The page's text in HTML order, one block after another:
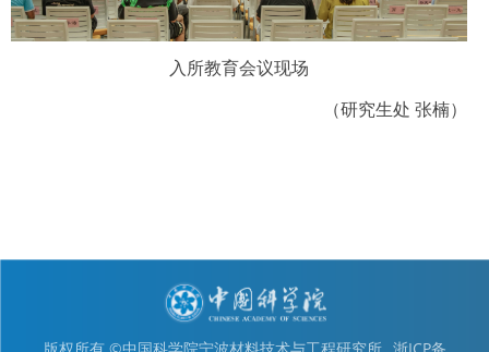
入所教育会议现场
（研究生处 张楠）
版权所有 ©中国科学院宁波材料技术与工程研究所 浙ICP备